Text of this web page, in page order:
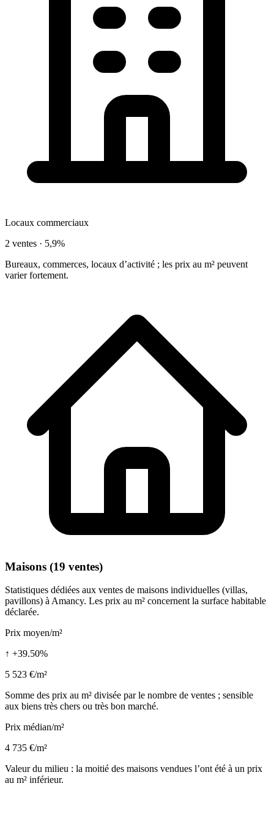
Locaux commerciaux
2 ventes · 5,9%
Bureaux, commerces, locaux d’activité ; les prix au m² peuvent
varier fortement.
Maisons (19 ventes)
Statistiques dédiées aux ventes de maisons individuelles (villas,
pavillons) à Amancy. Les prix au m² concernent la surface habitable
déclarée.
Prix moyen/m²
↑ +39.50%
5 523 €/m²
Somme des prix au m² divisée par le nombre de ventes ; sensible
aux biens très chers ou très bon marché.
Prix médian/m²
4 735 €/m²
Valeur du milieu : la moitié des maisons vendues l’ont été à un prix
au m² inférieur.